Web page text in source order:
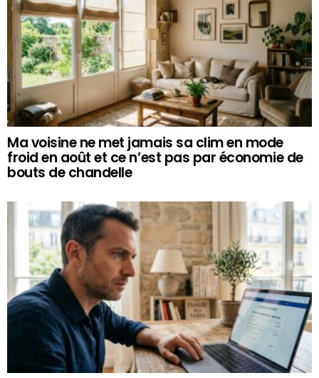
Ma voisine ne met jamais sa clim en mode
froid en août et ce n’est pas par économie de
bouts de chandelle